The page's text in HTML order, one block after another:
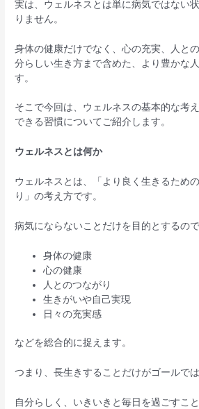
実は、ウェルネスとは単に病気ではない
りません。
身体の健康だけでなく、心の充実、人と
分らしい生き方まで含めた、より豊かな
す。
そこで今回は、ウェルネスの基本的な考
できる習慣についてご紹介します。
ウェルネスとは何か
ウェルネスとは、「より良く生きるため
り」の考え方です。
病気にならないことだけを目的とするので
身体の健康
心の健康
人とのつながり
生きがいや自己実現
日々の充実感
などを総合的に捉えます。
つまり、長生きすることだけがゴールでは
自分らしく、いきいきと毎日を過ごすこ